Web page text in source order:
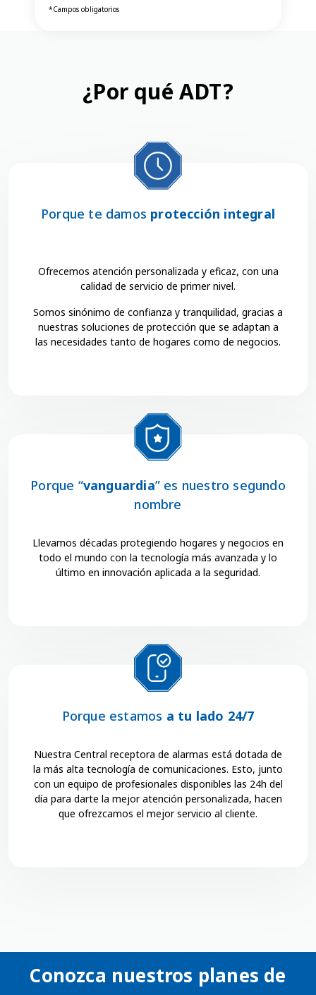
*Campos obligatorios
¿Por qué ADT?
Porque te damos protección integral
Ofrecemos atención personalizada y eficaz, con una
calidad de servicio de primer nivel.
Somos sinónimo de confianza y tranquilidad, gracias a
nuestras soluciones de protección que se adaptan a
las necesidades tanto de hogares como de negocios.
Porque “vanguardia” es nuestro segundo
nombre
Llevamos décadas protegiendo hogares y negocios en
todo el mundo con la tecnología más avanzada y lo
último en innovación aplicada a la seguridad.
Porque estamos a tu lado 24/7
Nuestra Central receptora de alarmas está dotada de
la más alta tecnología de comunicaciones. Esto, junto
con un equipo de profesionales disponibles las 24h del
día para darte la mejor atención personalizada, hacen
que ofrezcamos el mejor servicio al cliente.
Conozca nuestros planes de